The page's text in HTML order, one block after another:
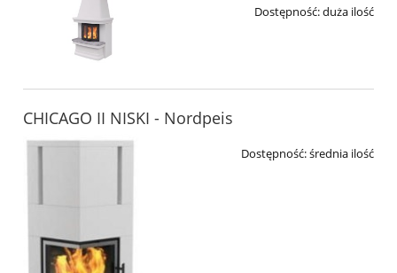
Dostępność:duża ilość
CHICAGO II NISKI - Nordpeis
Dostępność:średnia ilość